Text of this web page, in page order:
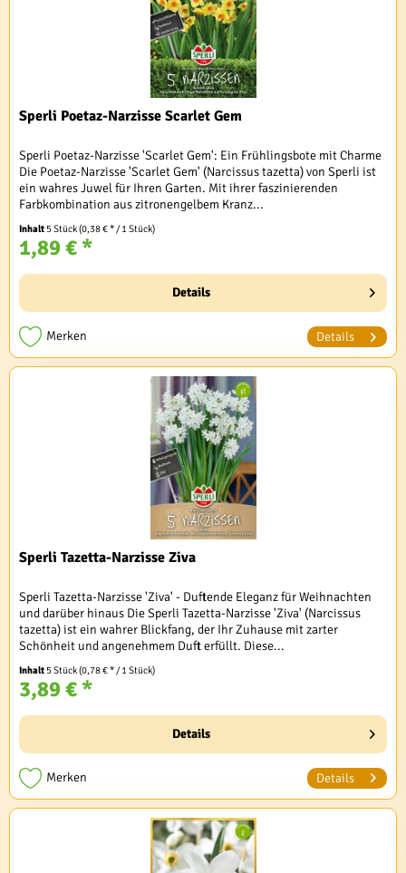
Sperli Poetaz-Narzisse Scarlet Gem
Sperli Poetaz-Narzisse 'Scarlet Gem': Ein Frühlingsbote mit Charme
Die Poetaz-Narzisse 'Scarlet Gem' (Narcissus tazetta) von Sperli ist
ein wahres Juwel für Ihren Garten. Mit ihrer faszinierenden
Farbkombination aus zitronengelbem Kranz...
Inhalt 5 Stück(0,38 € * / 1 Stück)
1,89 € *
Details
Merken Details
Sperli Tazetta-Narzisse Ziva
Sperli Tazetta-Narzisse 'Ziva' - Duftende Eleganz für Weihnachten
und darüber hinaus Die Sperli Tazetta-Narzisse 'Ziva' (Narcissus
tazetta) ist ein wahrer Blickfang, der Ihr Zuhause mit zarter
Schönheit und angenehmem Duft erfüllt. Diese...
Inhalt 5 Stück(0,78 € * / 1 Stück)
3,89 € *
Details
Merken Details